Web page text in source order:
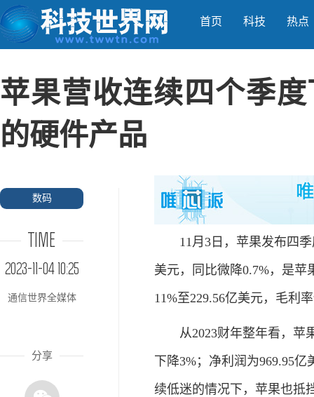
首页 科技 热点
苹果营收连续四个季
的硬件产品
数码
TIME
2023-11-04 10:25
通信世界全媒体
分享
11月3日，苹果发布四
美元，同比微降0.7%，是
11%至229.56亿美元，毛利
从2023财年整年看，苹
下降3%；净利润为969.95
续低迷的情况下，苹果也抵